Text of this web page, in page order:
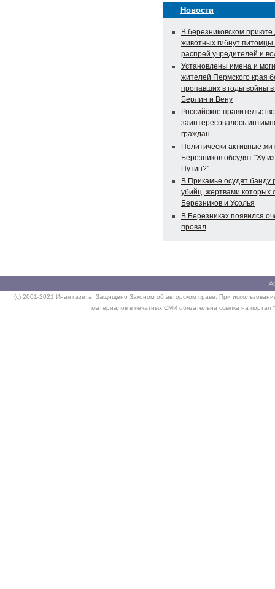
Новости
В березниковском приюте
животных гибнут питомцы
распрей учредителей и
Установлены имена и
жителей Пермского края
пропавших в годы войны в
Берлин и Вену
Российское правительство
заинтересовалось
граждан
Политически активные
Березников обсудят "Ху
Путин?"
В Прикамье осудят банду
убийц, жертвами которых
Березников и Усолья
В Березниках появился
провал
(c) 2001-2021 Иная газета. Защищено Законом об авторском праве. При
материалов в печатных СМИ обязательна ссылка на